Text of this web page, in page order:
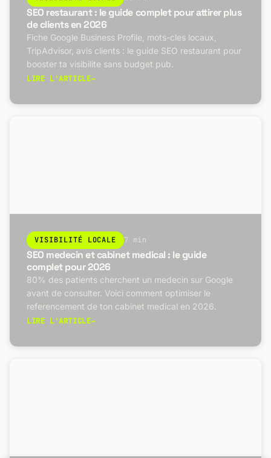
SEO restaurant : le guide complet pour attirer plus
de clients en 2026
Fiche Google Business Profile, mots-cles locaux,
TripAdvisor, avis clients : le guide SEO restaurant pour
booster ta visibilite sans budget pub.
LIRE L'ARTICLE→
VISIBILITÉ LOCALE 7 min
SEO medecin et cabinet medical : le guide
complet pour 2026
80% des patients cherchent un medecin sur Google
avant de consulter. Voici comment optimiser le
referencement de ton cabinet medical en 2026.
LIRE L'ARTICLE→